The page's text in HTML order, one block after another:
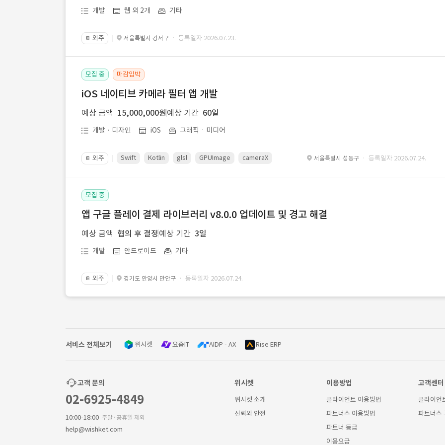
개발 웹 외 2개 기타
📔 외주 서울특별시 강서구 · 등록일자 2026.07.23.
모집 중 마감임박
iOS 네이티브 카메라 필터 앱 개발
예상 금액 15,000,000원 예상 기간 60일
개발 · 디자인 iOS 그래픽ㆍ미디어
📔 외주 Swift Kotlin glsl GPUImage cameraX avfoundation Metal Core Image OpenGL ES
서울특별시 성동구 · 등록일자 2026.07.24.
모집 중
앱 구글 플레이 결제 라이브러리 v8.0.0 업데이트 및 경고 해결
예상 금액 협의 후 결정 예상 기간 3일
개발 안드로이드 기타
📔 외주 경기도 안양시 만안구 · 등록일자 2026.07.24.
서비스 전체보기 위시켓 요즘IT AIDP - AX Rise ERP
고객 문의
02-6925-4849
10:00-18:00 주말·공휴일 제외
help@wishket.com
위시켓
위시켓 소개
신뢰와 안전
이용방법
클라이언트 이용방법
파트너스 이용방법
파트너 등급
이용요금
고객센터
클라이언
파트너스